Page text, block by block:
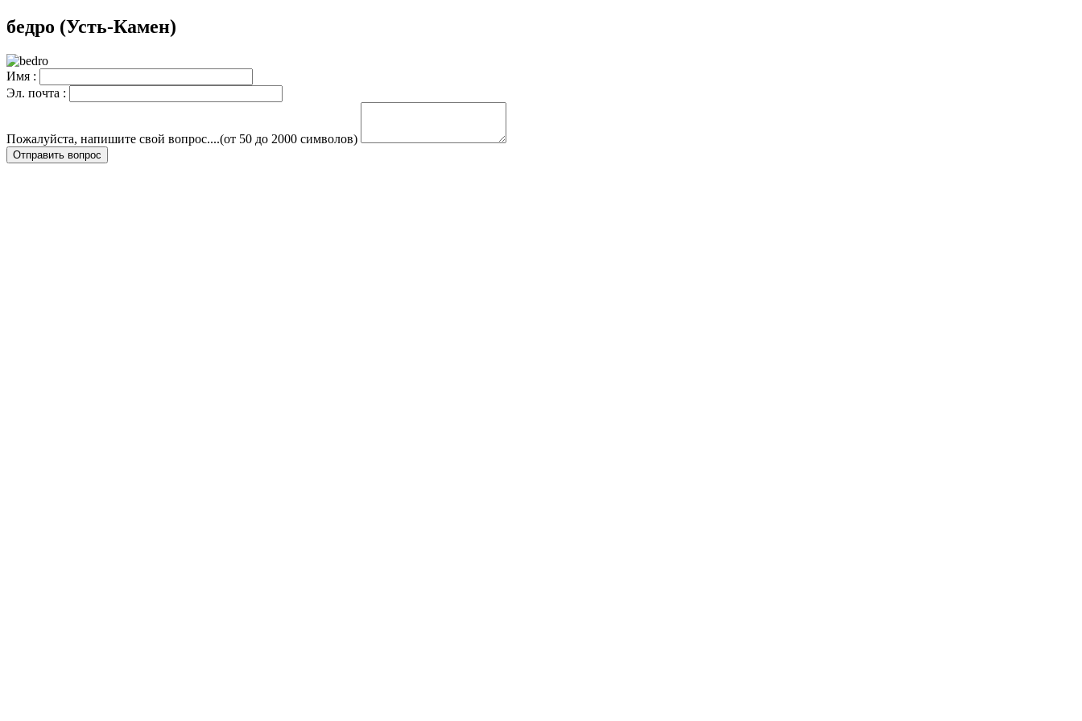
бедро (Усть-Камен)
Имя :
Эл. почта :
Пожалуйста, напишите свой вопрос....(от 50 до 2000 символов)
Отправить вопрос